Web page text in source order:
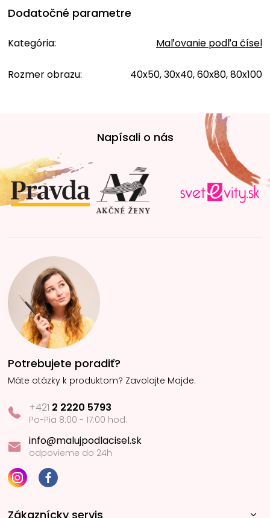
Dodatočné parametre
Kategória: Maľovanie podľa čísel
Rozmer obrazu: 40x50, 30x40, 60x80, 80x100
t
i
e
Napísali o nás
Potrebujete poradiť?
Máte otázky k produktom? Zavolajte Majde.
+421 2 2220 5793
Po-Pia 8:00 - 17:00 hod.
info@malujpodlacisel.sk
odpovieme do 24h
Zákaznícky servis